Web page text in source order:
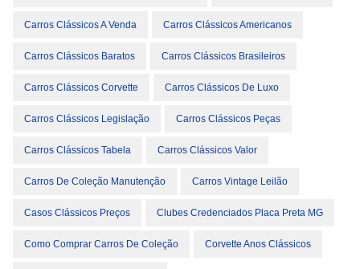
Carros Clássicos A Venda Carros Clássicos Americanos
Carros Clássicos Baratos Carros Clássicos Brasileiros
Carros Clássicos Corvette Carros Clássicos De Luxo
Carros Clássicos Legislação Carros Clássicos Peças
Carros Clássicos Tabela Carros Clássicos Valor
Carros De Coleção Manutenção Carros Vintage Leilão
Casos Clássicos Preços Clubes Credenciados Placa Preta MG
Como Comprar Carros De Coleção Corvette Anos Clássicos